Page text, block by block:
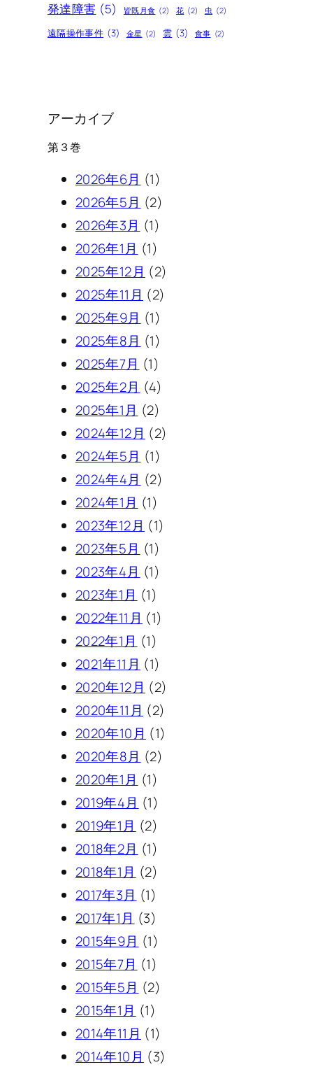
発達障害 (5) 皆既月食 (2) 花 (2) 虫 (2)
遠隔操作事件 (3) 金星 (2) 雲 (3) 食事 (2)
アーカイブ
第３巻
2026年6月 (1)
2026年5月 (2)
2026年3月 (1)
2026年1月 (1)
2025年12月 (2)
2025年11月 (2)
2025年9月 (1)
2025年8月 (1)
2025年7月 (1)
2025年2月 (4)
2025年1月 (2)
2024年12月 (2)
2024年5月 (1)
2024年4月 (2)
2024年1月 (1)
2023年12月 (1)
2023年5月 (1)
2023年4月 (1)
2023年1月 (1)
2022年11月 (1)
2022年1月 (1)
2021年11月 (1)
2020年12月 (2)
2020年11月 (2)
2020年10月 (1)
2020年8月 (2)
2020年1月 (1)
2019年4月 (1)
2019年1月 (2)
2018年2月 (1)
2018年1月 (2)
2017年3月 (1)
2017年1月 (3)
2015年9月 (1)
2015年7月 (1)
2015年5月 (2)
2015年1月 (1)
2014年11月 (1)
2014年10月 (3)